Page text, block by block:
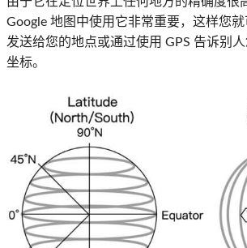
Google 地图中使用它非常重要，这样您
发送给您的地点或通过使用 GPS 告诉别
坐标。